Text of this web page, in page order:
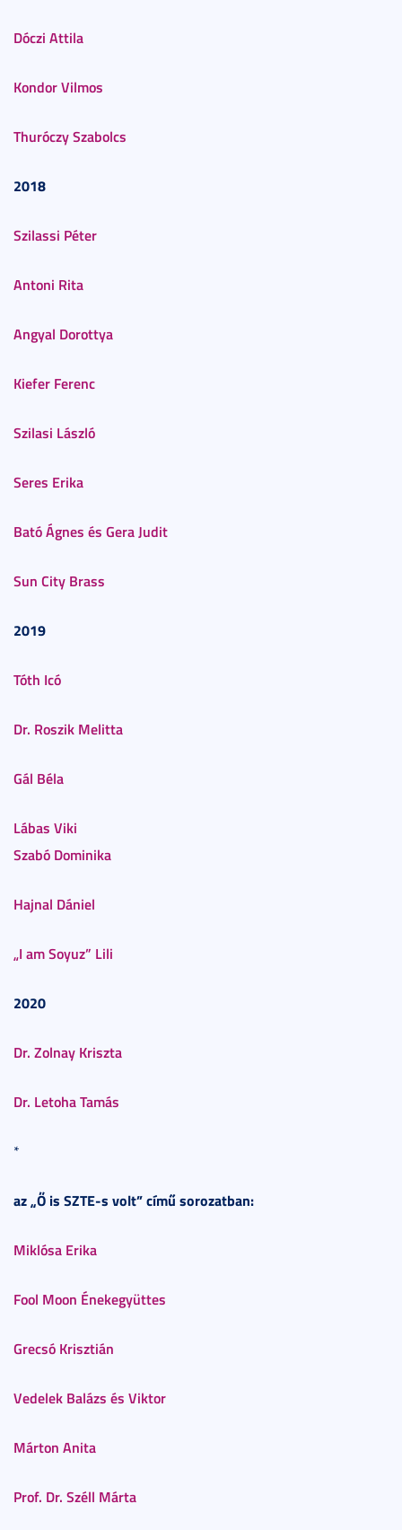
Dóczi Attila
Kondor Vilmos
Thuróczy Szabolcs
2018
Szilassi Péter
Antoni Rita
Angyal Dorottya
Kiefer Ferenc
Szilasi László
Seres Erika
Bató Ágnes és Gera Judit
Sun City Brass
2019
Tóth Icó
Dr. Roszik Melitta
Gál Béla
Lábas Viki
Szabó Dominika
Hajnal Dániel
„I am Soyuz” Lili
2020
Dr. Zolnay Kriszta
Dr. Letoha Tamás
*
az „Ő is SZTE-s volt” című sorozatban:
Miklósa Erika
Fool Moon Énekegyüttes
Grecsó Krisztián
Vedelek Balázs és Viktor
Márton Anita
Prof. Dr. Széll Márta